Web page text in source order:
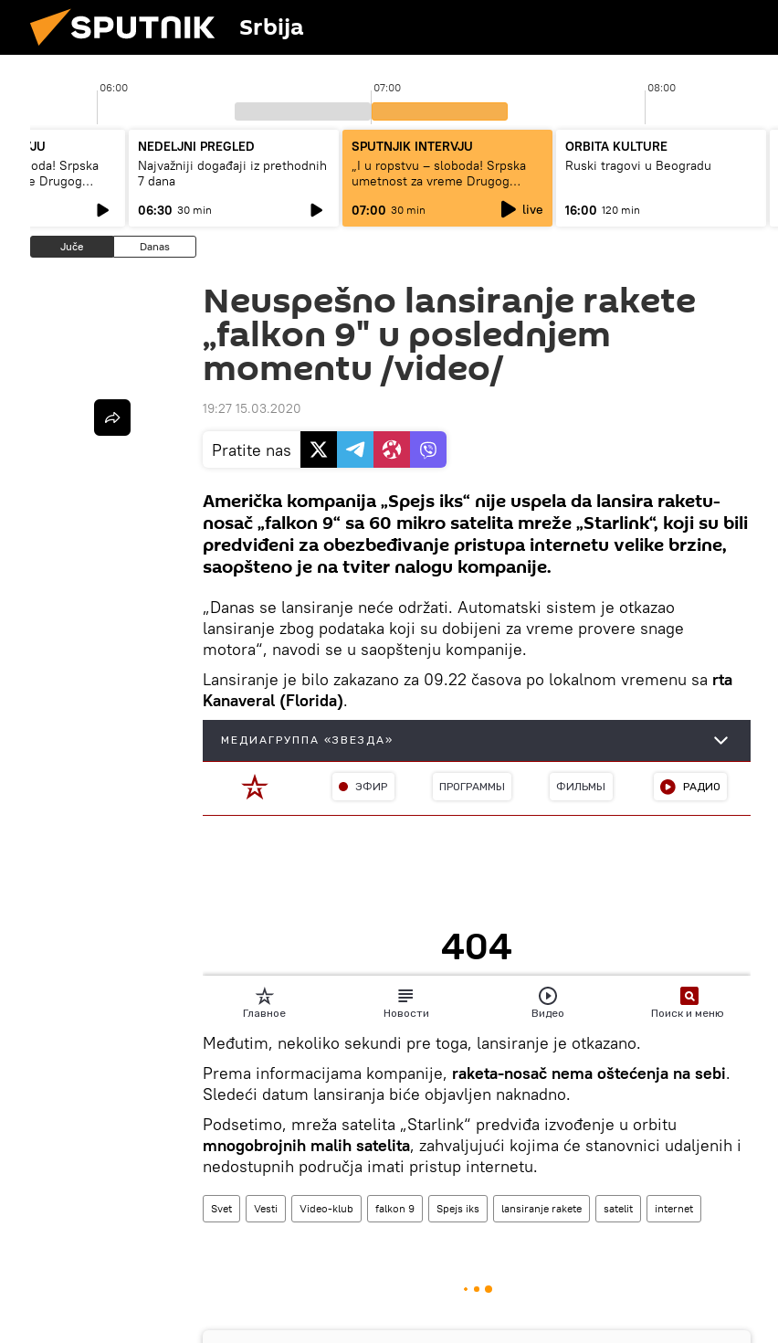
Srbija
06:00 07:00 08:00
sloboda! Srpska
Drugog
NEDELJNI PREGLED
Najvažniji događaji iz prethodnih
7 dana
06:30 30 min
SPUTNJIK INTERVJU
„I u ropstvu – sloboda! Srpska
umetnost za vreme Drugog
07:00 30 min live
ORBITA KULTURE
Ruski tragovi u Beogradu
16:00 120 min
Juče Danas
Neuspešno lansiranje rakete
„falkon 9" u poslednjem
momentu /video/
19:27 15.03.2020
Pratite nas
Američka kompanija „Spejs iks“ nije uspela da lansira raketu-
nosač „falkon 9“ sa 60 mikro satelita mreže „Starlink“, koji su bili
predviđeni za obezbeđivanje pristupa internetu velike brzine,
saopšteno je na tviter nalogu kompanije.
„Danas se lansiranje neće održati. Automatski sistem je otkazao
lansiranje zbog podataka koji su dobijeni za vreme provere snage
motora“, navodi se u saopštenju kompanije.
Lansiranje je bilo zakazano za 09.22 časova po lokalnom vremenu sa rta
Kanaveral (Florida).
Međutim, nekoliko sekundi pre toga, lansiranje je otkazano.
Prema informacijama kompanije, raketa-nosač nema oštećenja na sebi.
Sledeći datum lansiranja biće objavljen naknadno.
Podsetimo, mreža satelita „Starlink“ predviđa izvođenje u orbitu
mnogobrojnih malih satelita, zahvaljujući kojima će stanovnici udaljenih i
nedostupnih područja imati pristup internetu.
Svet Vesti Video-klub falkon 9 Spejs iks lansiranje rakete satelit internet